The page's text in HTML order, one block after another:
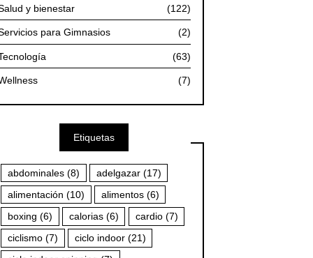
y bienestar (122)
para Gimnasios (2)
(63)
(7)
Etiquetas
abdominales(8) adelgazar(17)
alimentación (10) alimentos(6)
boxing (6) calorias(6) cardio(7)
ciclismo(7) ciclo indoor(21)